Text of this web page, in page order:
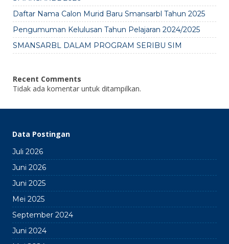
Daftar Nama Calon Murid Baru Smansarbl Tahun 2025
Pengumuman Kelulusan Tahun Pelajaran 2024/2025
SMANSARBL DALAM PROGRAM SERIBU SIM
Recent Comments
Tidak ada komentar untuk ditampilkan.
Data Postingan
Juli 2026
Juni 2026
Juni 2025
Mei 2025
September 2024
Juni 2024